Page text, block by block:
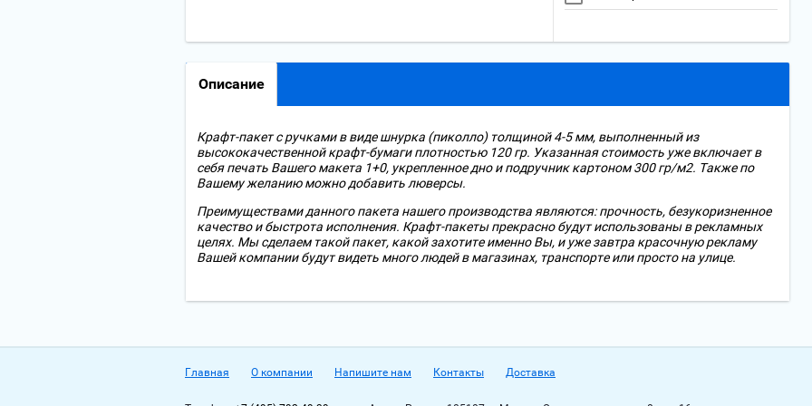
Описание
Крафт-пакет с ручками в виде шнурка (пиколло) толщиной 4-5 мм, выполненный из
высококачественной крафт-бумаги плотностью 120 гр. Указанная стоимость уже включает в
себя печать Вашего макета 1+0, укрепленное дно и подручник картоном 300 гр/м2. Также по
Вашему желанию можно добавить люверсы.
Преимуществами данного пакета нашего производства являются: прочность, безукоризненное
качество и быстрота исполнения. Крафт-пакеты прекрасно будут использованы в рекламных
целях. Мы сделаем такой пакет, какой захотите именно Вы, и уже завтра красочную рекламу
Вашей компании будут видеть много людей в магазинах, транспорте или просто на улице.
Главная О компании Напишите нам Контакты Доставка